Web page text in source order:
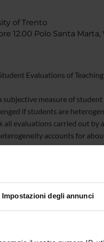
Impostazioni degli annunci
of Trento
12.00 Polo Santa Marta,
Evaluations of
subjective measure of
if students are
evaluations carried out by
accounts for
ranking of courses within